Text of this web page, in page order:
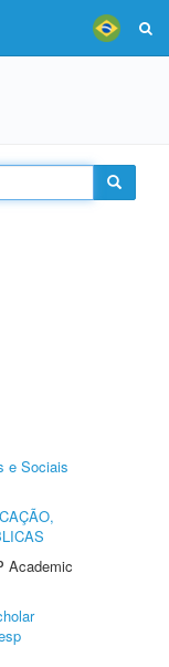
e Sociais
Academic